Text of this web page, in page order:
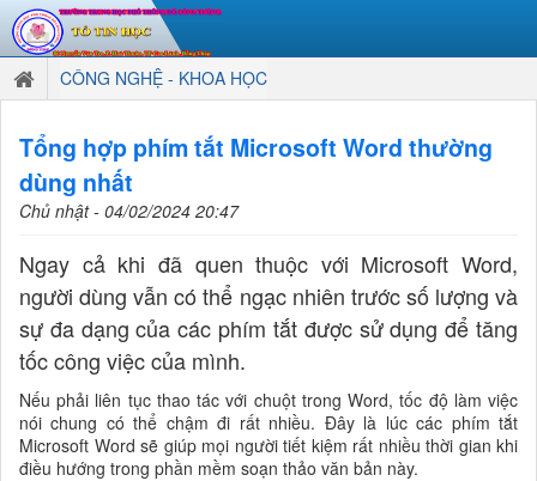
CÔNG NGHỆ - KHOA HỌC
Tổng hợp phím tắt Microsoft Word thường
dùng nhất
Chủ nhật - 04/02/2024 20:47
Ngay cả khi đã quen thuộc với Microsoft Word,
người dùng vẫn có thể ngạc nhiên trước số lượng và
sự đa dạng của các phím tắt được sử dụng để tăng
tốc công việc của mình.
Nếu phải liên tục thao tác với chuột trong Word, tốc độ làm việc
nói chung có thể chậm đi rất nhiều. Đây là lúc các phím tắt
Microsoft Word sẽ giúp mọi người tiết kiệm rất nhiều thời gian khi
điều hướng trong phần mềm soạn thảo văn bản này.